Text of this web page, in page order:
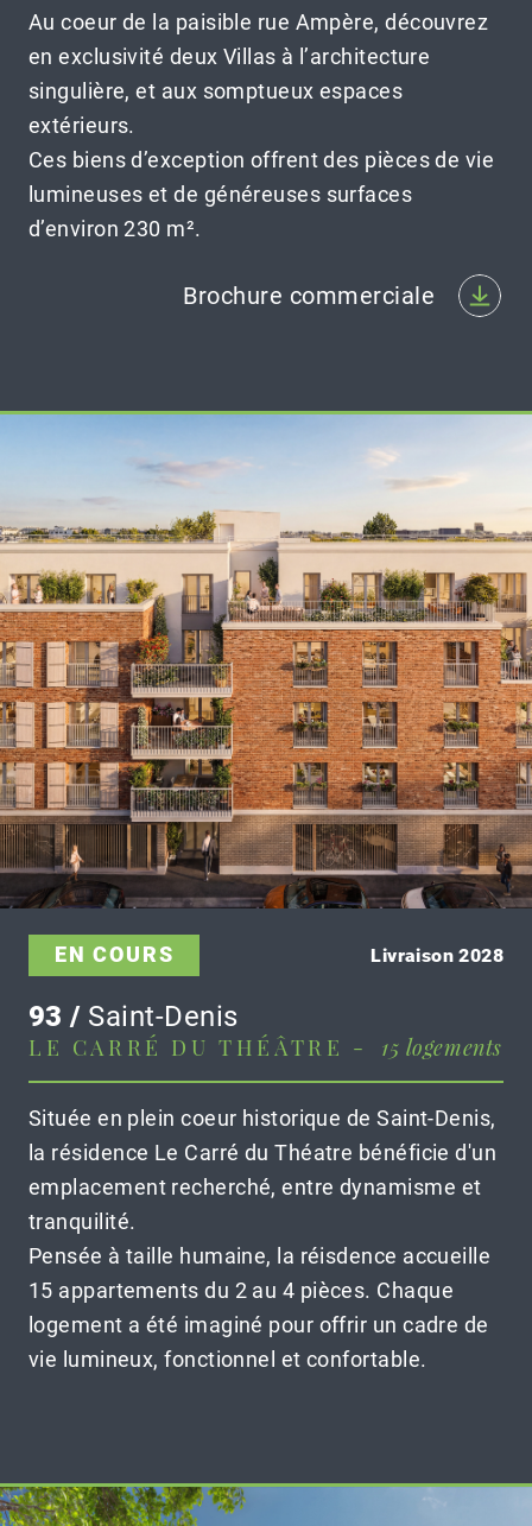
Au coeur de la paisible rue Ampère, découvrez
en exclusivité deux Villas à l’architecture
singulière, et aux somptueux espaces
extérieurs.
Ces biens d’exception offrent des pièces de vie
lumineuses et de généreuses surfaces
d’environ 230 m².
Brochure commerciale
EN COURS Livraison 2028
93 / Saint-Denis
LE CARRÉ DU THÉÂTRE - 15 logements
Située en plein coeur historique de Saint-Denis,
la résidence Le Carré du Théatre bénéficie d'un
emplacement recherché, entre dynamisme et
tranquilité.
Pensée à taille humaine, la réisdence accueille
15 appartements du 2 au 4 pièces. Chaque
logement a été imaginé pour offrir un cadre de
vie lumineux, fonctionnel et confortable.